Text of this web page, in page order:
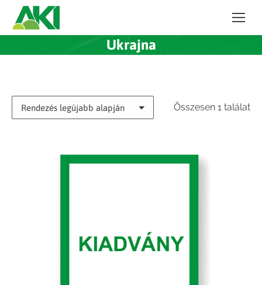
Ukrajna
Összesen 1 találat